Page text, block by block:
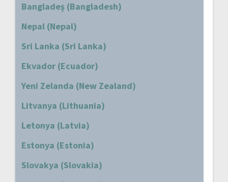
Bangladeş (Bangladesh)
Nepal (Nepal)
Sri Lanka (Sri Lanka)
Ekvador (Ecuador)
Yeni Zelanda (New Zealand)
Litvanya (Lithuania)
Letonya (Latvia)
Estonya (Estonia)
Slovakya (Slovakia)